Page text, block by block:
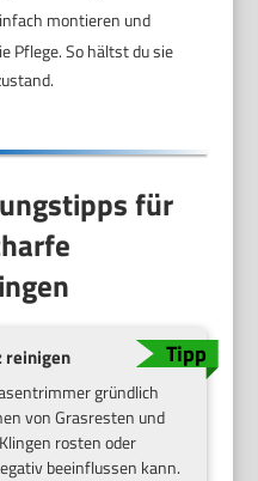
montieren und
Pflege. So hältst du sie
für
reinigen
gründlich
von Grasresten und
rosten oder
beeinflussen kann.